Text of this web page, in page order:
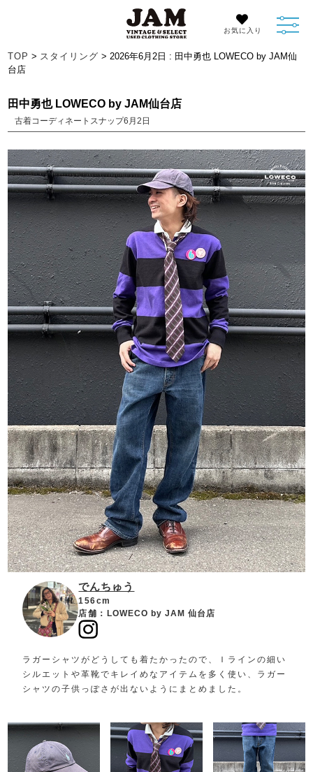
お気に入り
TOP > スタイリング > 2026年6月2日 : 田中勇也 LOWECO by JAM仙
台店
田中勇也 LOWECO by JAM仙台店
古着コーディネートスナップ6月2日
でんちゅう
156cm
店舗： LOWECO by JAM 仙台店
ラガーシャツがどうしても着たかったので、Ｉラインの細い
シルエットや革靴でキレイめなアイテムを多く使い、ラガー
シャツの子供っぽさが出ないようにまとめました。